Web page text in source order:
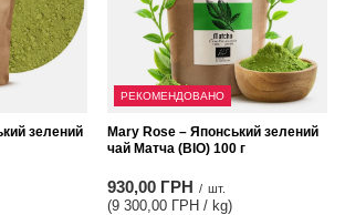
зелений
РЕКОМЕНДОВАНО
Mary Rose – Японський зелений
чай Матча (BIO) 100 г
930,00 ГРН / шт.
(9 300,00 ГРН / kg)